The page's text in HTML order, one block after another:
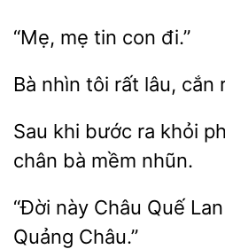
tin con
Bà nhìn rất cắn
khi ra
chân bà mềm nhũn.
này
Quế
Châu.”